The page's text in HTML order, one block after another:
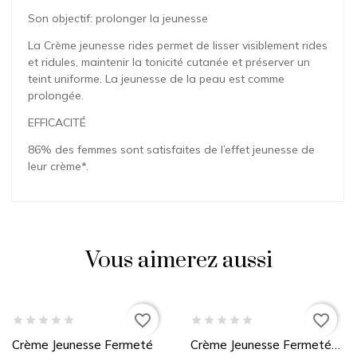
Son objectif: prolonger la jeunesse
La Crème jeunesse rides permet de lisser visiblement rides
et ridules, maintenir la tonicité cutanée et préserver un
teint uniforme. La jeunesse de la peau est comme
prolongée.
EFFICACITÉ
86% des femmes sont satisfaites de l’effet jeunesse de
leur crème*.
Vous devez vous connecter pour ajouter votre avis
Vous aimerez aussi
Crème Jeunesse Fermeté
favorite_border
Crème Jeunesse Fermeté
favorite_border